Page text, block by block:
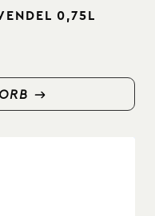
0,75L